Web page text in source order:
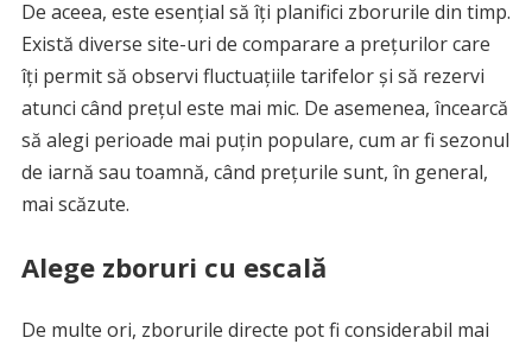
De aceea, este esențial să îți planifici zborurile din timp.
Există diverse site-uri de comparare a prețurilor care
îți permit să observi fluctuațiile tarifelor și să rezervi
atunci când prețul este mai mic. De asemenea, încearcă
să alegi perioade mai puțin populare, cum ar fi sezonul
de iarnă sau toamnă, când prețurile sunt, în general,
mai scăzute.
Alege zboruri cu escală
De multe ori, zborurile directe pot fi considerabil mai